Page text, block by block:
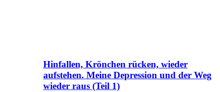
Hinfallen, Krönchen rücken, wieder
aufstehen. Meine Depression und der Weg
wieder raus (Teil 1)